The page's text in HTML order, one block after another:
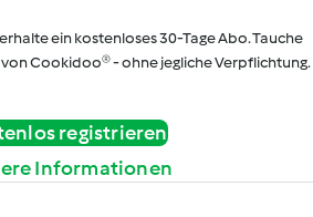
ein kostenloses 30-Tage Abo. Tauche
Cookidoo® - ohne jegliche Verpflichtung.
registrieren
Informationen